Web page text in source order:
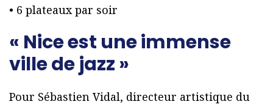
• 6 plateaux par soir
« Nice est une immense
ville de jazz »
Pour Sébastien Vidal, directeur artistique du